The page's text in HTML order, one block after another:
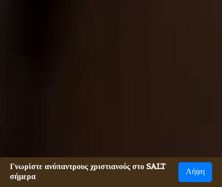
Γνωρίστε ανύπαντρους χριστιανούς στο SALT
σήμερα
Λήψη